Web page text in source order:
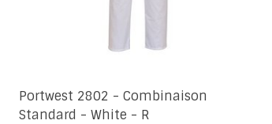
Portwest 2802 - Combinaison
Standard - White - R